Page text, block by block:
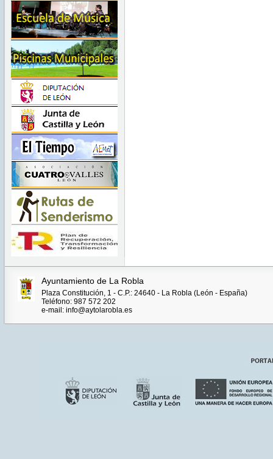
Ayuntamiento de La Robla
Plaza Constitución, 1 - C.P.: 24640 - La Robla (León - España)
Teléfono: 987 572 202
e-mail: info@aytolarobla.es